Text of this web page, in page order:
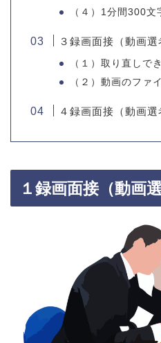
（４）1分間300文
３録画面接（動画
（１）取り直しで
（２）動画のファ
４録画面接（動画
１録画面接（動画